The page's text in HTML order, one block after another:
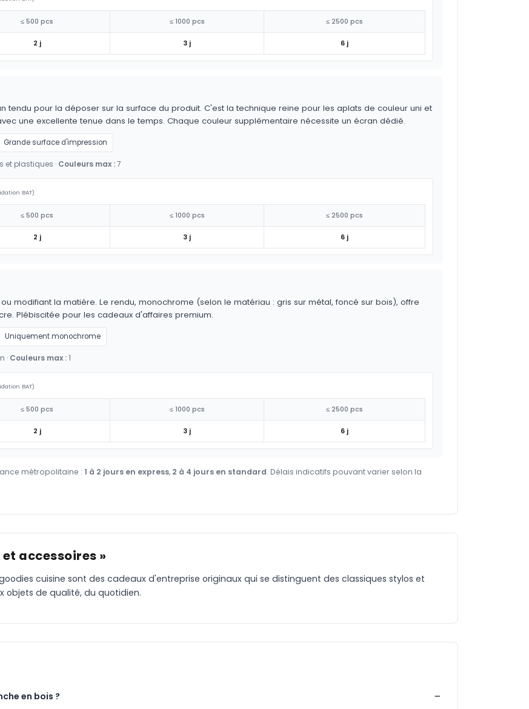
≤ 500 pcs ≤ 1000 pcs ≤ 2500 pcs
2 j 3 j 6 j
tendu pour la déposer sur la surface du produit. C'est la technique reine pour les aplats de couleur uni et
une excellente tenue dans le temps. Chaque couleur supplémentaire nécessite un écran dédié.
Grande surface d'impression
et plastiques · Couleurs max :7
BAT)
≤ 500 pcs ≤ 1000 pcs ≤ 2500 pcs
2 j 3 j 6 j
modifiant la matière. Le rendu, monochrome (selon le matériau : gris sur métal, foncé sur bois), offre
Plébiscitée pour les cadeaux d'affaires premium.
Uniquement monochrome
· Couleurs max :1
BAT)
≤ 500 pcs ≤ 1000 pcs ≤ 2500 pcs
2 j 3 j 6 j
métropolitaine : 1 à 2 jours en express, 2 à 4 jours en standard. Délais indicatifs pouvant varier selon la
accessoires »
cuisine sont des cadeaux d'entreprise originaux qui se distinguent des classiques stylos et
objets de qualité, du quotidien.
en bois ?